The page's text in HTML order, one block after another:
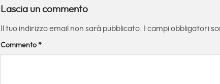
Lascia un commento
Il tuo indirizzo email non sarà pubblicato. I campi obbligatori
Commento *